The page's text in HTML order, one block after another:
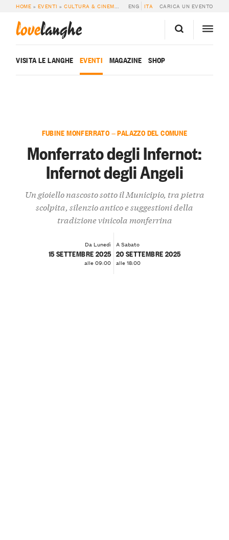
HOME » EVENTI »CULTURA & CINEMA » MONFERRATO DEGLI INFERNOT:
ENG ITA CARICA UN EVENTO
lovelanghe
VISITA LE LANGHE EVENTI MAGAZINE SHOP
FUBINE MONFERRATO — PALAZZO DEL COMUNE
Monferrato degli Infernot:
Infernot degli Angeli
Un gioiello nascosto sotto il Municipio, tra pietra
scolpita, silenzio antico e suggestioni della
tradizione vinicola monferrina
Da Lunedì
15 SETTEMBRE 2025
alle 09:00
A Sabato
20 SETTEMBRE 2025
alle 18:00